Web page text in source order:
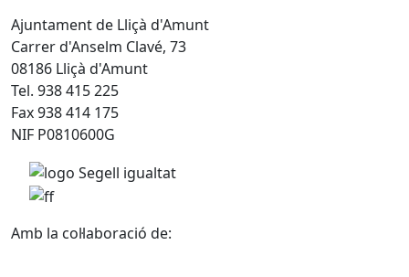
Ajuntament de Lliçà d'Amunt
Carrer d'Anselm Clavé, 73
08186 Lliçà d'Amunt
Tel. 938 415 225
Fax 938 414 175
NIF P0810600G
Amb la col·laboració de: